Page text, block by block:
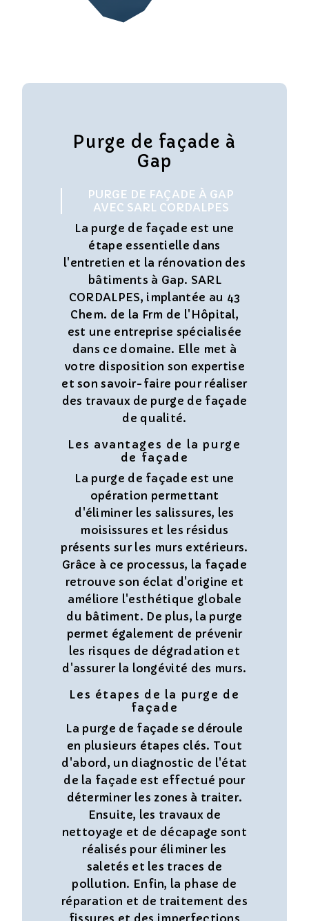
Purge de façade à
Gap
PURGE DE FAÇADE À GAP
AVEC SARL CORDALPES
La purge de façade est une
étape essentielle dans
l'entretien et la rénovation des
bâtiments à Gap. SARL
CORDALPES, implantée au 43
Chem. de la Frm de l'Hôpital,
est une entreprise spécialisée
dans ce domaine. Elle met à
votre disposition son expertise
et son savoir-faire pour réaliser
des travaux de purge de façade
de qualité.
Les avantages de la purge
de façade
La purge de façade est une
opération permettant
d'éliminer les salissures, les
moisissures et les résidus
présents sur les murs extérieurs.
Grâce à ce processus, la façade
retrouve son éclat d'origine et
améliore l'esthétique globale
du bâtiment. De plus, la purge
permet également de prévenir
les risques de dégradation et
d'assurer la longévité des murs.
Les étapes de la purge de
façade
La purge de façade se déroule
en plusieurs étapes clés. Tout
d'abord, un diagnostic de l'état
de la façade est effectué pour
déterminer les zones à traiter.
Ensuite, les travaux de
nettoyage et de décapage sont
réalisés pour éliminer les
saletés et les traces de
pollution. Enfin, la phase de
réparation et de traitement des
fissures et des imperfections